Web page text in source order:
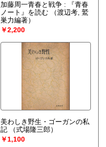
加藤周一青春と戦争 : 『青春
ノート』を読む
（渡辺考, 鷲
巣力編著）
￥2,200
美わしき野生・ゴーガンの私
記
（式場隆三郎）
￥1,100